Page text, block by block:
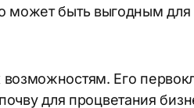
может быть выгодным
Его
для процветания